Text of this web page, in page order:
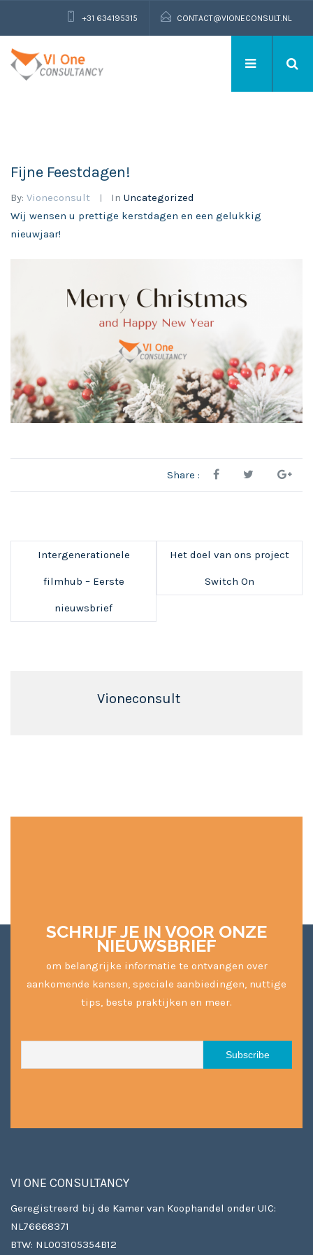
+31 634195315 CONTACT@VIONECONSULT.NL
Fijne Feestdagen!
By: Vioneconsult In Uncategorized
Wij wensen u prettige kerstdagen en een gelukkig
nieuwjaar!
Share :
Intergenerationele
filmhub – Eerste
nieuwsbrief
Het doel van ons project
Switch On
Vioneconsult
SCHRIJF JE IN VOOR ONZE
NIEUWSBRIEF
om belangrijke informatie te ontvangen over
aankomende kansen, speciale aanbiedingen, nuttige
tips, beste praktijken en meer.
VI ONE CONSULTANCY
Geregistreerd bij de Kamer van Koophandel onder UIC:
NL76668371
BTW: NL003105354B12